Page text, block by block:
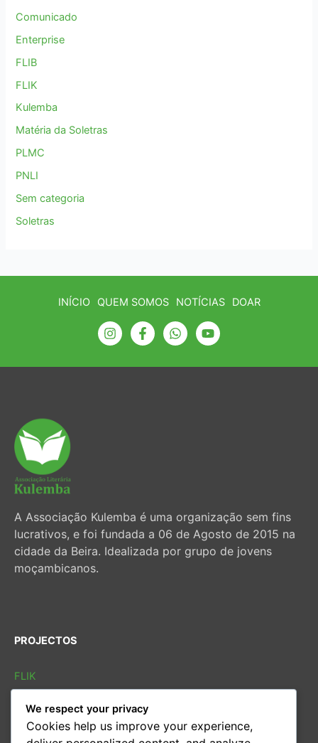
Comunicado
Enterprise
FLIB
FLIK
Kulemba
Matéria da Soletras
PLMC
PNLI
Sem categoria
Soletras
INÍCIO QUEM SOMOS NOTÍCIAS DOAR
A Associação Kulemba é uma organização sem fins
lucrativos, e foi fundada a 06 de Agosto de 2015 na
cidade da Beira. Idealizada por grupo de jovens
moçambicanos.
PROJECTOS
FLIK
FLIB
SOLETRAS
Sarau cultural
We respect your privacy
Cookies help us improve your experience,